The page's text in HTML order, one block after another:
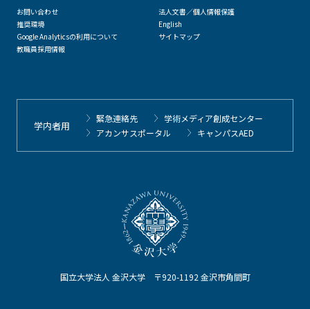
国立大学法人 金沢大学 〒920-1192 金沢市角間町
お問い合わせ
推奨環境
Google Analyticsの利用について
教職員採用情報
法人文書／個人情報保護
English
サイトマップ
学内者用
緊急連絡先
学術メディア創成センター
アカンサスポータル
キャンパスAED